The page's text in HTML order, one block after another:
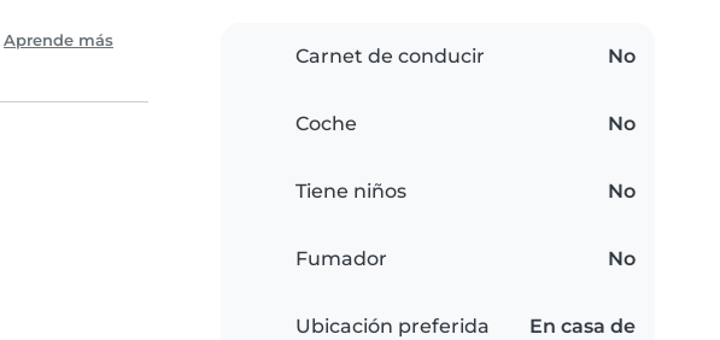
Aprende más
Carnet de conducir No
Coche No
Tiene niños No
Fumador No
Ubicación preferida
En casa de